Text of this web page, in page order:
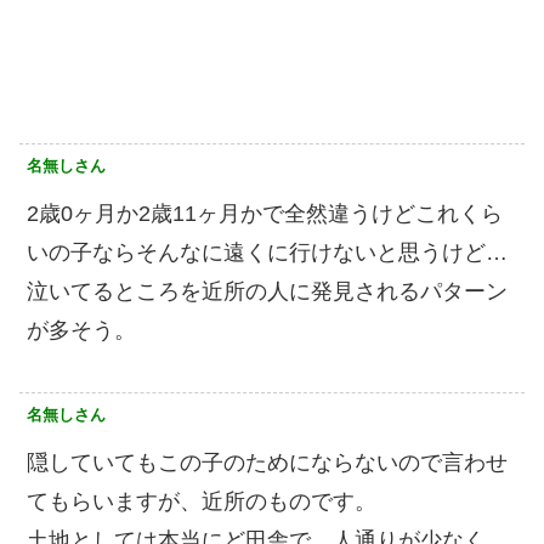
名無しさん
2歳0ヶ月か2歳11ヶ月かで全然違うけどこれくら
いの子ならそんなに遠くに行けないと思うけど…
泣いてるところを近所の人に発見されるパターン
が多そう。
名無しさん
隠していてもこの子のためにならないので言わせ
てもらいますが、近所のものです。